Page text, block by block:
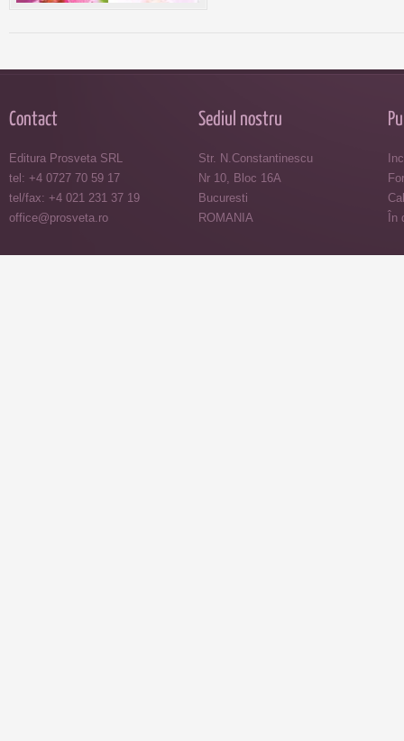
Contact
Editura Prosveta SRL
tel: +4 0727 70 59 17
tel/fax: +4 021 231 37 19
office@prosveta.ro
Sediul nostru
Str. N.Constantinescu
Nr 10, Bloc 16A
Bucuresti
ROMANIA
În